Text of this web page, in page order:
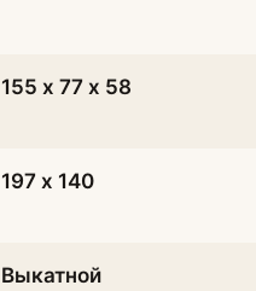
155 х 77 х 58
197 х 140
Выкатной